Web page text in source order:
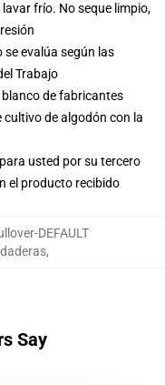
frío. No seque limpio,
evalúa según las
Trabajo
de fabricantes
de algodón con la
usted por su tercero
el producto recibido
DEFAULT
,
Say